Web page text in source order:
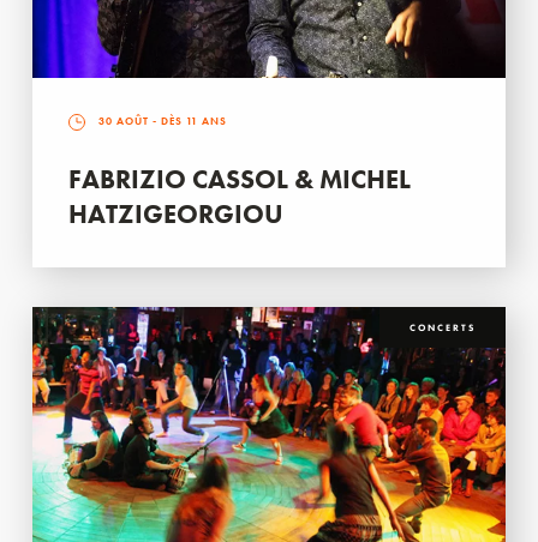
30 AOÛT - DÈS 11 ANS
FABRIZIO CASSOL & MICHEL
HATZIGEORGIOU
CONCERTS